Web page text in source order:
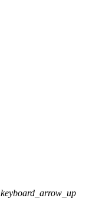
keyboard_arrow_up